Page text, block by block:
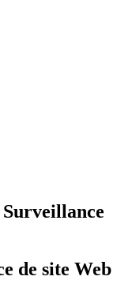
de site Web